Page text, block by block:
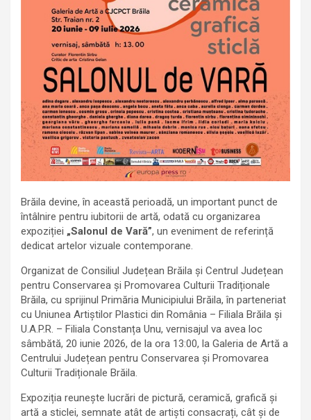
Brăila devine, în această perioadă, un important punct de
întâlnire pentru iubitorii de artă, odată cu organizarea
expoziției „Salonul de Vară”, un eveniment de referință
dedicat artelor vizuale contemporane.
Organizat de Consiliul Județean Brăila și Centrul Județean
pentru Conservarea și Promovarea Culturii Tradiționale
Brăila, cu sprijinul Primăria Municipiului Brăila, în parteneriat
cu Uniunea Artiștilor Plastici din România – Filiala Brăila și
U.A.P.R. – Filiala Constanța Unu, vernisajul va avea loc
sâmbătă, 20 iunie 2026, de la ora 13:00, la Galeria de Artă a
Centrului Județean pentru Conservarea și Promovarea
Culturii Tradiționale Brăila.
Expoziția reunește lucrări de pictură, ceramică, grafică și
artă a sticlei, semnate atât de artiști consacrați, cât și de